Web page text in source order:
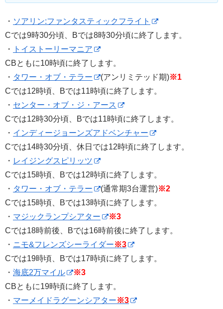
・ ソアリン:ファンタスティックフライト
Cでは9時30分頃、Bでは8時30分頃に終了します。
・
トイストーリーマニア
CBともに10時頃に終了します。
・ タワー・オブ・テラー (アンリミテッド期)※1
Cでは12時頃、Bでは11時頃に終了します。
・ センター・オブ・ジ・アース
Cでは12時30分頃、Bでは11時頃に終了します。
・ インディージョーンズアドベンチャー
Cでは14時30分頃、休日では12時頃に終了します。
・ レイジングスピリッツ
Cでは15時頃、Bでは12時頃に終了します。
・ タワー・オブ・テラー (通常期3台運営)※2
Cでは15時頃、Bでは13時頃に終了します。
・ マジックランプシアター
※3
Cでは18時前後、Bでは16時前後に終了します。
・ ニモ&フレンズシーライダー※3
Cでは19時頃、Bでは17時頃に終了します。
・ 海底2万マイル
※3
CBともに19時頃に終了します。
・ マーメイドラグーンシアター※3